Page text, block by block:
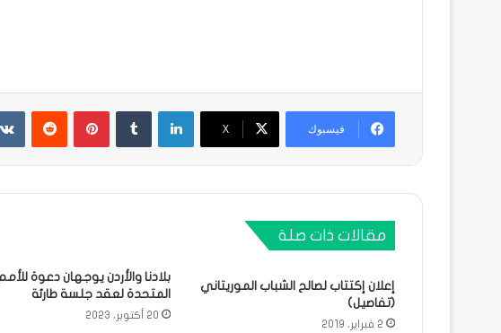
فيسبوك X
لينكدإن بينتيريست
مقالات ذات صلة
إعلان إكتتاب لصالح الشباب الموريتاني
(تفاصيل)
2 فبراير، 2019
بلادنا والأردن يوجهان دعوة
المتحدة لعقد جلسة طارئة
20 أكتوبر، 2023